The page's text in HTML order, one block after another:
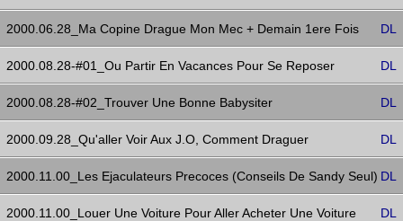
2000.06.28_Ma Copine Drague Mon Mec + Demain 1ere Fois DL
2000.08.28-#01_Ou Partir En Vacances Pour Se Reposer DL
2000.08.28-#02_Trouver Une Bonne Babysiter DL
2000.09.28_Qu'aller Voir Aux J.O, Comment Draguer DL
2000.11.00_Les Ejaculateurs Precoces (Conseils De Sandy Seul) DL
2000.11.00_Louer Une Voiture Pour Aller Acheter Une Voiture DL